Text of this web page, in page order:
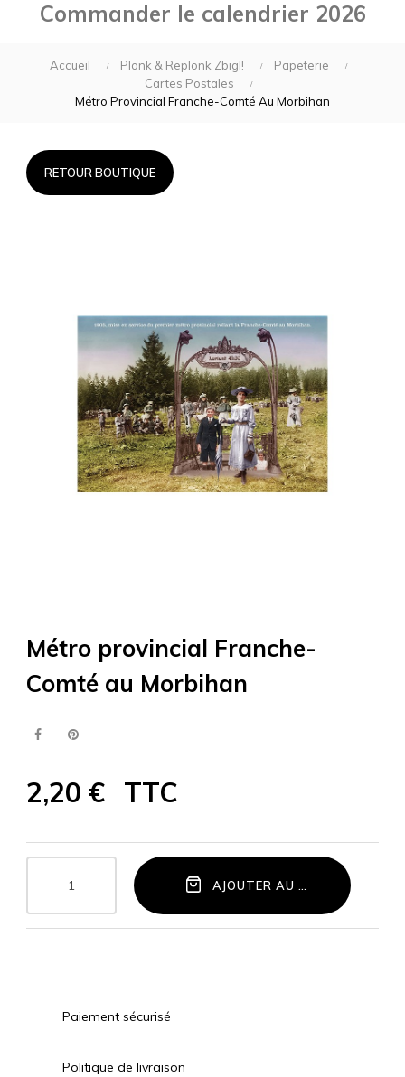
Commander le calendrier 2026
Accueil Plonk & Replonk Zbigl!
Papeterie
Cartes Postales
Métro Provincial Franche-Comté Au Morbihan
RETOUR BOUTIQUE
Métro provincial Franche-
Comté au Morbihan
2,20 € TTC
AJOUTER AU PANIER
Paiement sécurisé
Politique de livraison